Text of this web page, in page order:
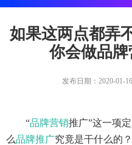
如果这两点都弄
你会做品
发布日期：2020-01-
“品牌营销推广”这一项
么品牌推广究竟是干什么的